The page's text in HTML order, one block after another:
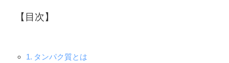
【目次】
タンパク質とは